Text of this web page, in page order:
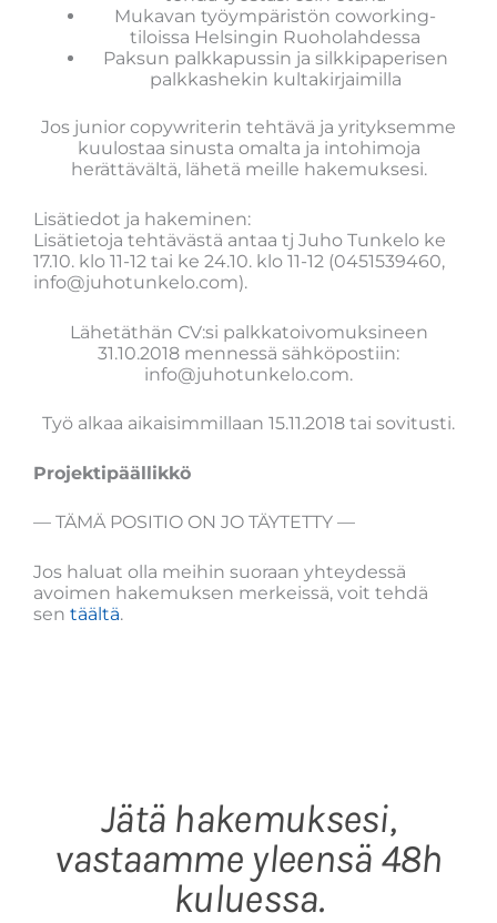
Mukavan työympäristön coworking-
tiloissa Helsingin Ruoholahdessa
Paksun palkkapussin ja silkkipaperisen
palkkashekin kultakirjaimilla
Jos junior copywriterin tehtävä ja yrityksemme
kuulostaa sinusta omalta ja intohimoja
herättävältä, lähetä meille hakemuksesi.
Lisätiedot ja hakeminen:
Lisätietoja tehtävästä antaa tj Juho Tunkelo ke
17.10. klo 11-12 tai ke 24.10. klo 11-12 (0451539460,
info@juhotunkelo.com).
Lähetäthän CV:si palkkatoivomuksineen
31.10.2018 mennessä sähköpostiin:
info@juhotunkelo.com.
Työ alkaa aikaisimmillaan 15.11.2018 tai sovitusti.
Projektipäällikkö
— TÄMÄ POSITIO ON JO TÄYTETTY —
Jos haluat olla meihin suoraan yhteydessä
avoimen hakemuksen merkeissä, voit tehdä
sen täältä.
Jätä hakemuksesi,
vastaamme yleensä 48h
kuluessa.